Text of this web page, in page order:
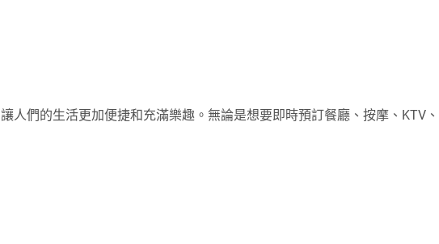
人們的生活更加便捷和充滿樂趣。無論是想要即時預訂餐廳、按摩、KTV